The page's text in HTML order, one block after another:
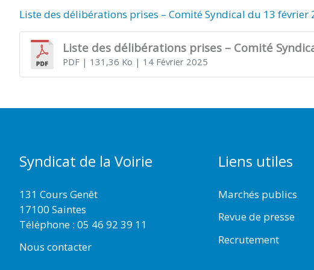
Liste des délibérations prises – Comité Syndical du 13 février
Liste des délibérations prises – Comité
PDF| 131,36 Ko | 14 Février 2025
Syndicat de la Voirie
131 Cours Genêt
17100 Saintes
Téléphone : 05 46 92 39 11
Nous contacter
Liens utiles
Marchés publics
Revue de presse
Recrutement